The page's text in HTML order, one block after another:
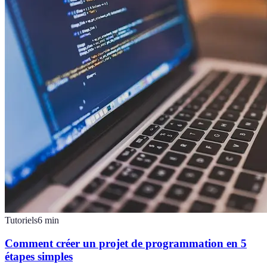
Tutoriels6 min
Comment créer un projet de programmation en 5
étapes simples